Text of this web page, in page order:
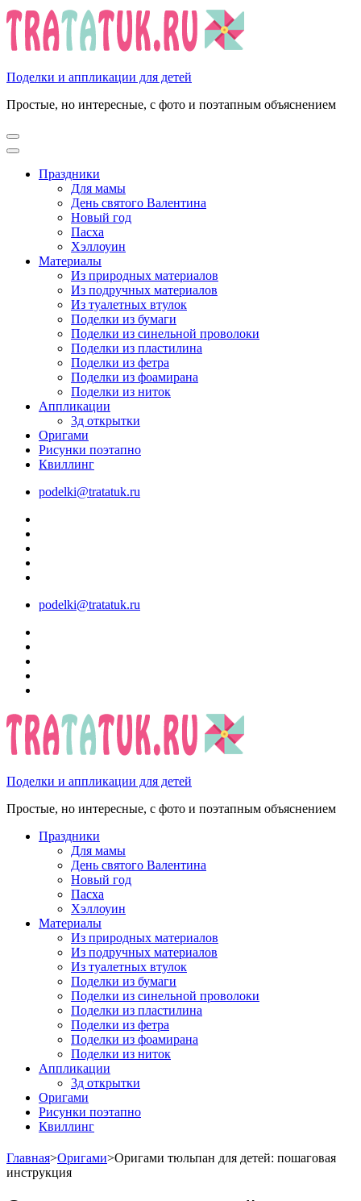
Перейти
к
содержимому
Enter)
Поделки и аппликации для детей
Простые, но интересные, с фото и поэтапным объяснением
Праздники
Для мамы
День святого Валентина
Новый год
Пасха
Хэллоуин
Материалы
Из природных материалов
Из подручных материалов
Из туалетных втулок
Поделки из бумаги
Поделки из синельной проволоки
Поделки из пластилина
Поделки из фетра
Поделки из фоамирана
Поделки из ниток
Аппликации
3д открытки
Оригами
Рисунки поэтапно
Квиллинг
podelki@tratatuk.ru
podelki@tratatuk.ru
Поделки и аппликации для детей
Простые, но интересные, с фото и поэтапным объяснением
Праздники
Для мамы
День святого Валентина
Новый год
Пасха
Хэллоуин
Материалы
Из природных материалов
Из подручных материалов
Из туалетных втулок
Поделки из бумаги
Поделки из синельной проволоки
Поделки из пластилина
Поделки из фетра
Поделки из фоамирана
Поделки из ниток
Аппликации
3д открытки
Оригами
Рисунки поэтапно
Квиллинг
Главная>Оригами>Оригами тюльпан для детей: пошаговая
инструкция